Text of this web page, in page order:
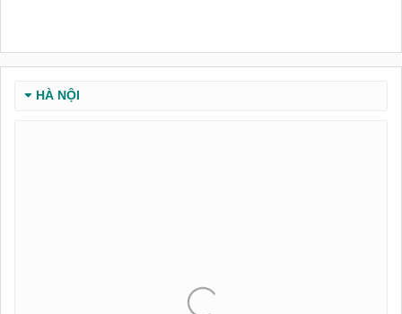
HÀ NỘI